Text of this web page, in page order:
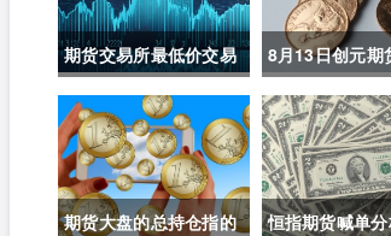
期货交易所最低价交易
规则(期货交易所最低价
交易规则是什么)
8月13日创元期
评(镍期货长期
期货大盘的总持仓指的
恒指期货喊单